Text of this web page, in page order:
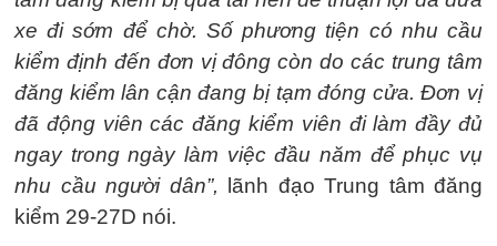
xe đi sớm để chờ. Số phương tiện có nhu cầu
kiểm định đến đơn vị đông còn do các trung tâm
đăng kiểm lân cận đang bị tạm đóng cửa. Đơn vị
đã động viên các đăng kiểm viên đi làm đầy đủ
ngay trong ngày làm việc đầu năm để phục vụ
nhu cầu người dân”, lãnh đạo Trung tâm đăng
kiểm 29-27D nói.